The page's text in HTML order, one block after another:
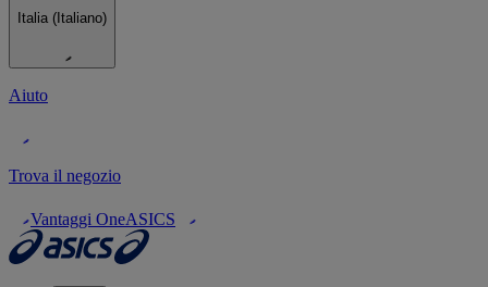
Italia (Italiano)
Aiuto
Trova il negozio
Vantaggi OneASICS